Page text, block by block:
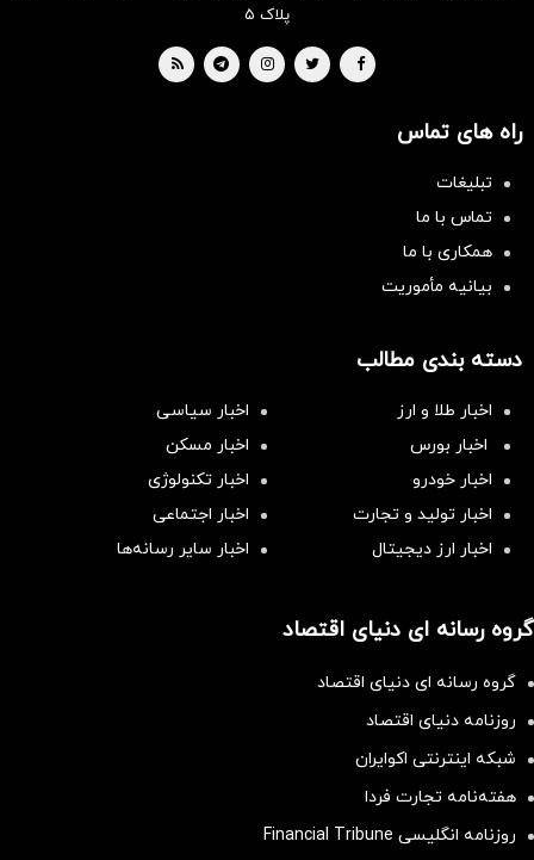
پلاک ۵
راه های تماس
تبلیغات
تماس با ما
همکاری با ما
بیانیه مأموریت
دسته بندی مطالب
اخبار طلا و ارز
اخبار سیاسی
اخبار بورس
اخبار مسکن
اخبار خودرو
اخبار تکنولوژی
اخبار تولید و تجارت
اخبار اجتماعی
اخبار ارز دیجیتال
اخبار سایر رسانه‌‌ها
گروه رسانه ای دنیای اقتصاد
گروه رسانه ای دنیای اقتصاد
روزنامه دنیای اقتصاد
شبکه اینترنتی اکوایران
هفته‌نامه تجارت فردا
روزنامه انگلیسی Financial Tribune